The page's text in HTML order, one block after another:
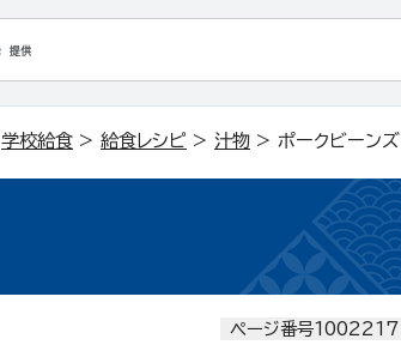
学校給食 > 給食レシピ > 汁物 > ポークビーンズ
ページ番号1002217